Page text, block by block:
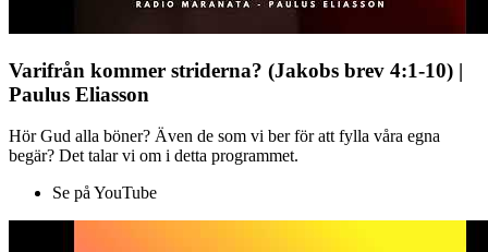
Varifrån kommer striderna? (Jakobs brev 4:1-10) |
Paulus Eliasson
Hör Gud alla böner? Även de som vi ber för att fylla våra egna
begär? Det talar vi om i detta programmet.
Se på YouTube